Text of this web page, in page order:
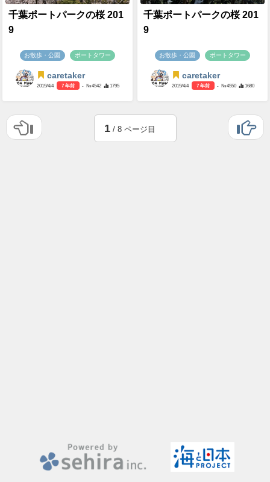
千葉ポートパークの桜 201
9
お散歩・公園 ポートタワー
caretaker
2019/4/4 7 年前 - №4542 1795
千葉ポートパークの桜 201
9
お散歩・公園 ポートタワー
caretaker
2019/4/4 7 年前 - №4550 1680
1/ 8 ページ目